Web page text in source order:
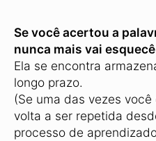
Se você acertou a
nunca mais vai
Ela se encontra
longo prazo.
(Se uma das vezes
volta a ser repetida
processo de